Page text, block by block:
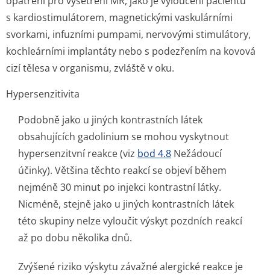
s kardiostimu­látorem, magnetickými vaskulárními
svorkami, infuzními pumpami, nervovými stimulátory,
kochleárními implantáty nebo s podezřením na kovová
cizí tělesa v organismu, zvláště v oku.
Hypersenzitivita
Podobně jako u jiných kontrastních látek
obsahujících gadolinium se mohou vyskytnout
hypersenzitvní reakce (viz bod 4.8 Nežádoucí
účinky). Většina těchto reakcí se objeví během
nejméně 30 minut po injekci kontrastní látky.
Nicméně, stejně jako u jiných kontrastních látek
této skupiny nelze vyloučit výskyt pozdních reakcí
až po dobu několika dnů.
Zvýšené riziko výskytu závažné alergické reakce je